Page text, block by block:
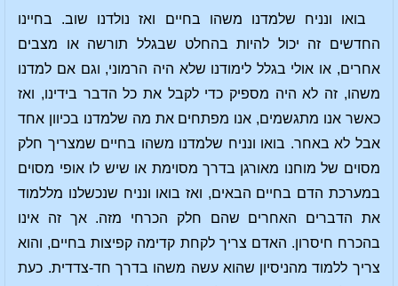
בואו ונניח שלמדנו משהו בחיים ואז נולדנו שוב. בחיינו
החדשים זה יכול להיות בהחלט שבגלל תורשה או מצבים
אחרים, או אולי בגלל לימודנו שלא היה הרמוני, וגם אם למדנו
משהו, זה לא היה מספיק כדי לקבל את כל הדבר בידינו, ואז
כאשר אנו מתגשמים, אנו מפתחים את מה שלמדנו בכיוון אחד
אבל לא באחר. בואו ונניח שלמדנו משהו בחיים שמצריך חלק
מסוים של מוחנו מאורגן בדרך מסוימת או שיש לו אופי מסוים
במערכת הדם בחיים הבאים, ואז בואו ונניח שנכשלנו מללמוד
את הדברים האחרים שהם חלק הכרחי מזה. אך זה אינו
בהכרח חיסרון. האדם צריך לקחת קדימה קפיצות בחיים, והוא
צריך ללמוד מהניסיון שהוא עשה משהו בדרך חד-צדדית. כעת